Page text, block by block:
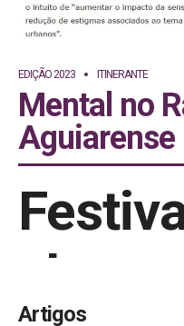
EDIÇÃO 2023 ITINERANTE
Mental no
Aguiarense
chega
Artigos